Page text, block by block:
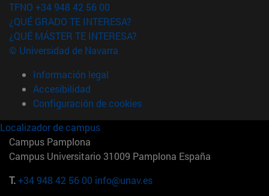
TFNO +34 948 42 56 00
¿QUÉ GRADO TE INTERESA?
¿QUÉ MÁSTER TE INTERESA?
© Universidad de Navarra
Información legal
Accesibilidad
Configuración de cookies
Localizador de campus
Campus Pamplona
Campus Universitario 31009 Pamplona España
T.+34 948 42 56 00 info@unav.es